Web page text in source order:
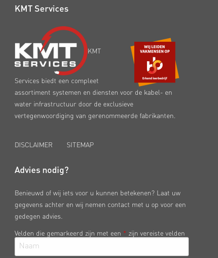
KMT Services
KMT
Services biedt een compleet
assortiment systemen en diensten voor de kabel- en
water infrastructuur door de exclusieve
vertegenwoordiging van gerenommeerde fabrikanten.
DISCLAIMER SITEMAP
Advies nodig?
Benieuwd of wij iets voor u kunnen betekenen? Laat uw
gegevens achter en wij nemen contact met u op voor een
gedegen advies.
Velden die gemarkeerd zijn met een * zijn vereiste velden